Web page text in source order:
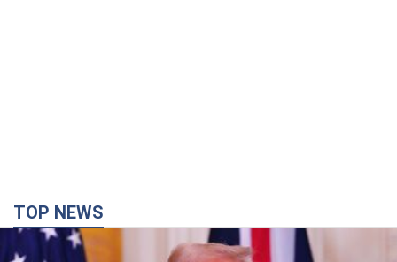
забезпечить Україні захист від російської
балістики. Інтерв’ю з Безсмертним